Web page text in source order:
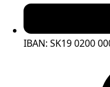
IBAN: SK19 0200